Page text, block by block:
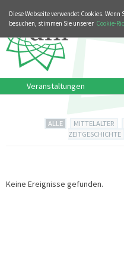
Diese Webseite verwendet Cookies. Wenn
besuchen, stimmen Sie unserer Cookie-
Veranstaltungen
ALLE MITTELALTER
ZEITGESCHICHTE
Keine Ereignisse gefunden.